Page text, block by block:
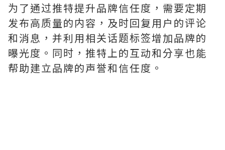
为了通过推特提升品牌信任度，需要定期
发布高质量的内容，及时回复用户的评论
和消息，并利用相关话题标签增加品牌的
曝光度。同时，推特上的互动和分享也能
帮助建立品牌的声誉和信任度。